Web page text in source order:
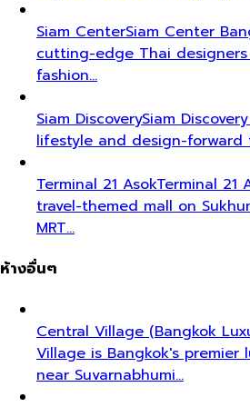
Siam CenterSiam Center
cutting-edge Thai
fashion…
Siam DiscoverySiam
lifestyle and design-forward
Terminal 21 AsokTerminal 21
travel-themed mall on
MRT…
ห้างอื่นๆ
Central Village (Bangkok
Village is Bangkok's premier
near Suvarnabhumi…